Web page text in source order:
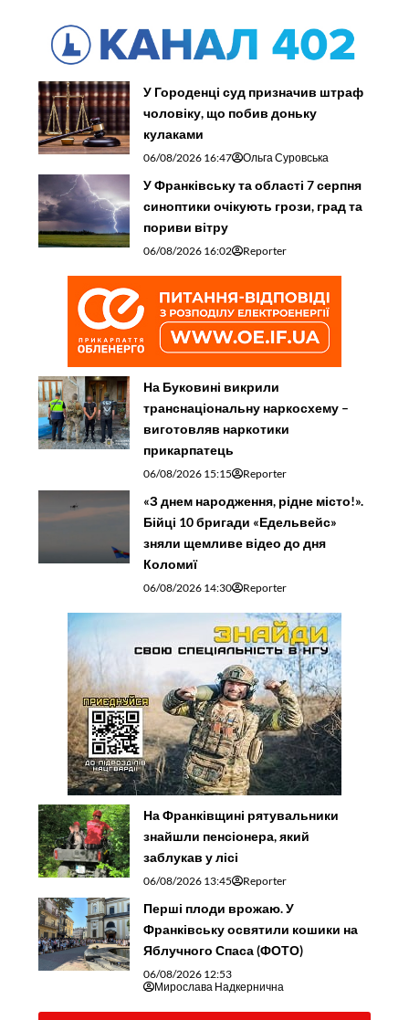
У Городенці суд призначив штраф
чоловіку, що побив доньку
кулаками
06/08/2026 16:47 Ольга Суровська
У Франківську та області 7 серпня
синоптики очікують грози, град та
пориви вітру
06/08/2026 16:02 Reporter
На Буковині викрили
транснаціональну наркосхему –
виготовляв наркотики
прикарпатець
06/08/2026 15:15 Reporter
«З днем народження, рідне місто!».
Бійці 10 бригади «Едельвейс»
зняли щемливе відео до дня
Коломиї
06/08/2026 14:30 Reporter
На Франківщині рятувальники
знайшли пенсіонера, який
заблукав у лісі
06/08/2026 13:45 Reporter
Перші плоди врожаю. У
Франківську освятили кошики на
Яблучного Спаса (ФОТО)
06/08/2026 12:53
Мирослава Надкернична